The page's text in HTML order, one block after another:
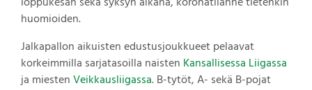
huomioiden.
Jalkapallon aikuisten edustusjoukkueet pelaavat
korkeimmilla sarjatasoilla naisten Kansallisessa Liigassa
ja miestenVeikkausliigassa. B-tytöt, A- sekä B-pojat